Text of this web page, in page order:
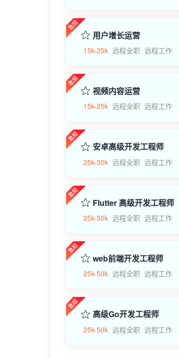
用户增长运营
15k-25k 远程全职 远程工作
视频内容运营
15k-25k 远程全职 远程工作
安卓高级开发工程师
25k-50k 远程全职 远程工作
Flutter 高级开发工程师
25k-50k 远程全职 远程工作
web前端开发工程师
25k-50k 远程全职 远程工作
高级Go开发工程师
25k-50k 远程全职 远程工作